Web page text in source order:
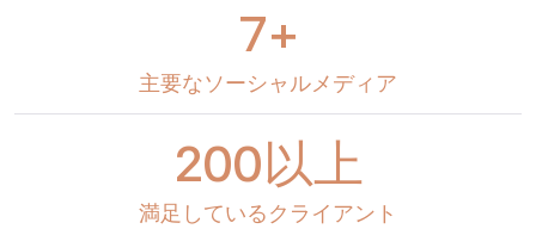
7+
主要なソーシャルメディア
200以上
満足しているクライアント